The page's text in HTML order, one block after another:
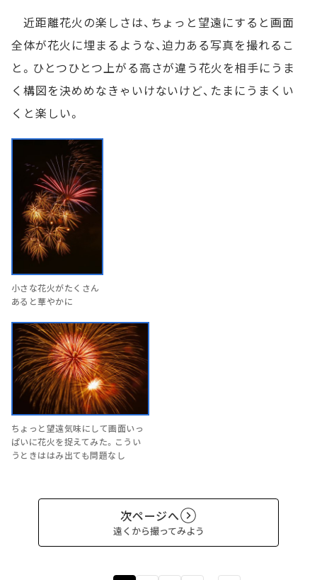
近距離花火の楽しさは、ちょっと望遠にすると画面
全体が花火に埋まるような、迫力ある写真を撮れるこ
と。ひとつひとつ上がる高さが違う花火を相手にうま
く構図を決めめなきゃいけないけど、たまにうまくい
くと楽しい。
小さな花火がたくさん
あると華やかに
ちょっと望遠気味にして画面いっ
ぱいに花火を捉えてみた。こうい
うときははみ出ても問題なし
次ページへ
遠くから撮ってみよう